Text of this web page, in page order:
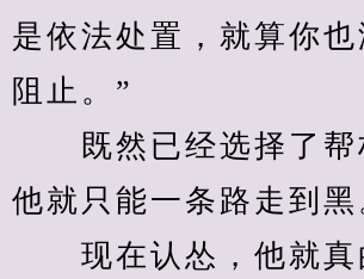
是依法处置，就算你
阻止。”
既然已经选择了帮
他就只能一条路走到黑
现在认怂，他就真